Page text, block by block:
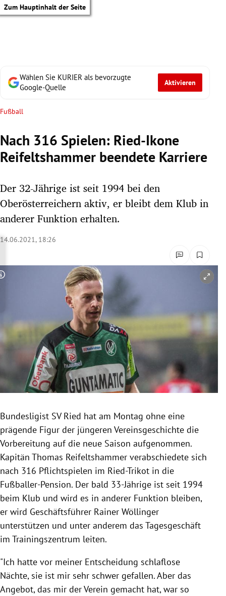
Zum Hauptinhalt der Seite
Untermenü
Untermenü
Untermenü
Untermenü
Untermenü
Untermenü
Wählen Sie KURIER als bevorzugte
Google-Quelle
Aktivieren
Fußball
Nach 316 Spielen: Ried-Ikone
Reifeltshammer beendete Karriere
Der 32-Jährige ist seit 1994 bei den
Oberösterreichern aktiv, er bleibt dem Klub in
anderer Funktion erhalten.
14.06.2021, 18:26
Copyright-Hinweis öffnen/schließen
Bundesligist SV Ried hat am Montag ohne eine
prägende Figur der jüngeren Vereinsgeschichte die
Vorbereitung auf die neue Saison aufgenommen.
Kapitän Thomas Reifeltshammer verabschiedete sich
nach 316 Pflichtspielen im Ried-Trikot in die
Fußballer-Pension. Der bald 33-Jährige ist seit 1994
beim Klub und wird es in anderer Funktion bleiben,
er wird Geschäftsführer Rainer Wöllinger
unterstützen und unter anderem das Tagesgeschäft
im Trainingszentrum leiten.
"Ich hatte vor meiner Entscheidung schlaflose
Nächte, sie ist mir sehr schwer gefallen. Aber das
Angebot, das mir der Verein gemacht hat, war so